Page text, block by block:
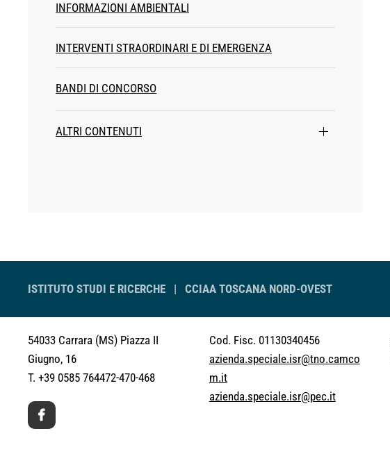
INFORMAZIONI AMBIENTALI
INTERVENTI STRAORDINARI E DI EMERGENZA
BANDI DI CONCORSO
ALTRI CONTENUTI
ISTITUTO STUDI E RICERCHE | CCIAA TOSCANA NORD-OVEST
54033 Carrara (MS) Piazza II
Giugno, 16
T. +39 0585 764472-470-468
Cod. Fisc. 01130340456
azienda.speciale.isr@tno.camco
m.it
azienda.speciale.isr@pec.it